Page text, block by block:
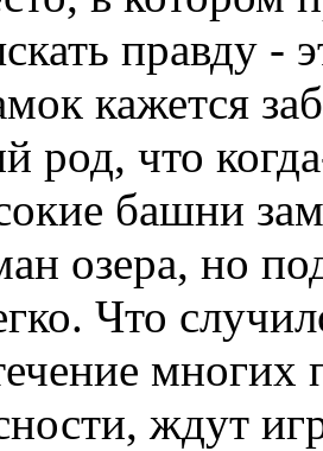
правду -
кажется
род, что
башни
озера, но
Что
ждут